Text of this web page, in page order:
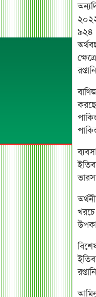
৯২৪